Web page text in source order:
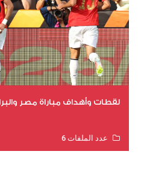
لقطات وأهداف مباراة مصر
عدد الملفات 6